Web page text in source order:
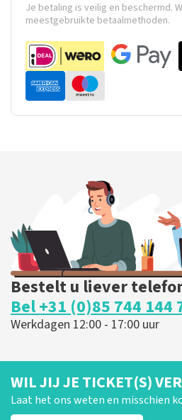
Je betaling is veilig en beschermd.
meestgebruikte betaalmethoden.
Bestelt u liever
Bel +31 (0)85 744 144
Werkdagen 12:00 - 17:00 uur
WIL JIJ JE TICKET(S)
Laat het ons weten en misschien